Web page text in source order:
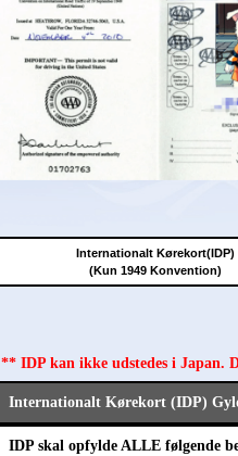
Internationalt Kørekort(IDP)
(Kun 1949 Konvention)
** IDP kan ikke udstedes i
Internationalt Kørekort (IDP)
IDP skal opfylde ALLE følgende